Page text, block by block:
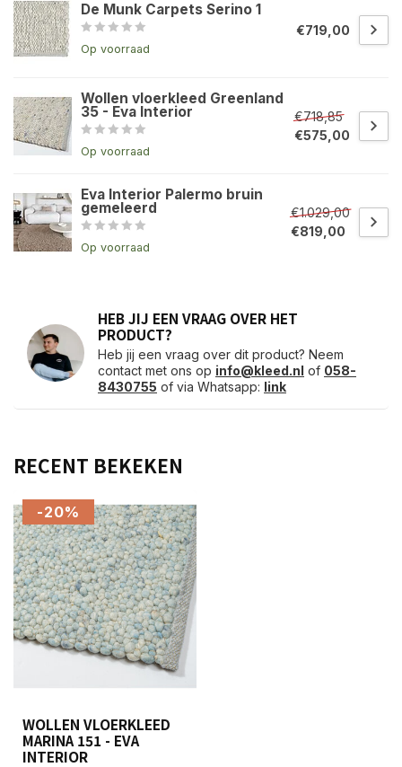
De Munk Carpets Serino 1
Op voorraad
€719,00
Wollen vloerkleed Greenland
35 - Eva Interior
Op voorraad
€718,85
€575,00
Eva Interior Palermo bruin
gemeleerd
Op voorraad
€1.029,00
€819,00
HEB JIJ EEN VRAAG OVER HET
PRODUCT?
Heb jij een vraag over dit product? Neem
contact met ons op info@kleed.nl of 058-
8430755 of via Whatsapp: link
RECENT BEKEKEN
-20%
WOLLEN VLOERKLEED
MARINA 151 - EVA
INTERIOR